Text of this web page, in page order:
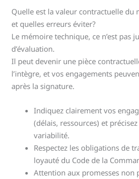
Quelle est la valeur contractuelle du
et quelles erreurs éviter?
Le mémoire technique, ce n’est pas
d’évaluation.
Il peut devenir une pièce
l’intègre, et vos engagements
après la signature.
Indiquez clairement vos
(délais, ressources) et
variabilité.
Respectez les obligations de
loyauté du Code de la
Attention aux promesses non